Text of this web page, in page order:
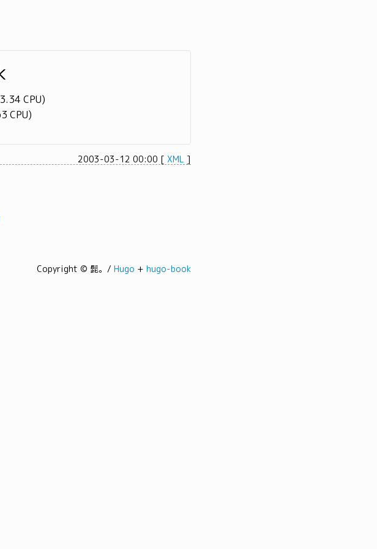
CPU)
CPU)
2003-03-12 00:00 [ XML ]
Copyright © 髭。/ Hugo + hugo-book